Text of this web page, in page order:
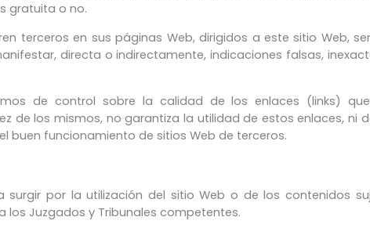
gratuita o no.
terceros en sus páginas Web, dirigidos a este sitio Web,
directa o indirectamente, indicaciones falsas,
de control sobre la calidad de los enlaces (links)
de los mismos, no garantiza la utilidad de estos enlaces, ni
buen funcionamiento de sitios Web de terceros.
surgir por la utilización del sitio Web o de los contenidos
los Juzgados y Tribunales competentes.